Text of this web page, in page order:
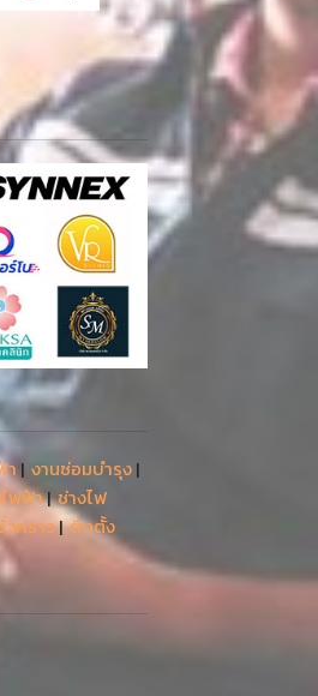
า| งานซ่อมบำรุง|
ฟฟ้า|ช่างไฟ
คราว|ติดตั้ง